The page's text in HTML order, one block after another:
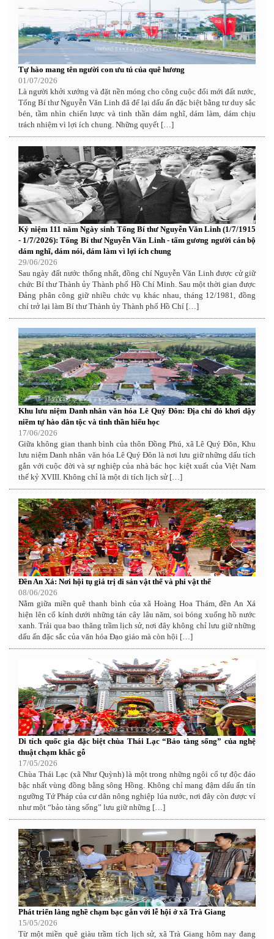
Tự hào mang tên người con ưu tú của quê hương
01/07/2026
Là người khởi xướng và đặt nền móng cho công cuộc đổi mới đất nước,
Tổng Bí thư Nguyễn Văn Linh đã để lại dấu ấn đặc biệt bằng tư duy sắc
bén, tầm nhìn chiến lược và tinh thần dám nghĩ, dám làm, dám chịu
trách nhiệm vì lợi ích chung. Những quyết […]
Kỷ niệm 111 năm Ngày sinh Tổng Bí thư Nguyễn Văn Linh (1/7/1915
- 1/7/2026): Tổng Bí thư Nguyễn Văn Linh - tấm gương người cán bộ
dám nghĩ, dám nói, dám làm vì lợi ích chung
29/06/2026
Sau ngày đất nước thống nhất, đồng chí Nguyễn Văn Linh được cử giữ
chức Bí thư Thành ủy Thành phố Hồ Chí Minh. Sau một thời gian được
Đảng phân công giữ nhiều chức vụ khác nhau, tháng 12/1981, đồng
chí trở lại làm Bí thư Thành ủy Thành phố Hồ Chí […]
Khu lưu niệm Danh nhân văn hóa Lê Quý Đôn: Địa chỉ đỏ khơi dậy
niềm tự hào dân tộc và tinh thần hiếu học
17/06/2026
Giữa không gian thanh bình của thôn Đồng Phú, xã Lê Quý Đôn, Khu
lưu niệm Danh nhân văn hóa Lê Quý Đôn là nơi lưu giữ những dấu tích
gắn với cuộc đời và sự nghiệp của nhà bác học kiệt xuất của Việt Nam
thế kỷ XVIII. Không chỉ là một di tích lịch sử […]
Đền An Xá: Nơi hội tụ giá trị di sản vật thể và phi vật thể
08/06/2026
Nằm giữa miền quê thanh bình của xã Hoàng Hoa Thám, đền An Xá
hiện lên cổ kính dưới những tán cây lâu năm, soi bóng xuống hồ nước
xanh. Trải qua bao thăng trầm lịch sử, nơi đây không chỉ lưu giữ những
dấu ấn đặc sắc của văn hóa Đạo giáo mà còn hội […]
Di tích quốc gia đặc biệt chùa Thái Lạc “Bảo tàng sống” của nghệ
thuật chạm khắc gỗ
17/05/2026
Chùa Thái Lạc (xã Như Quỳnh) là một trong những ngôi cổ tự độc đáo
bậc nhất vùng đồng bằng sông Hồng. Không chỉ mang đậm dấu ấn tín
ngưỡng Tứ Pháp của cư dân nông nghiệp lúa nước, nơi đây còn được ví
như một “bảo tàng sống” lưu giữ những […]
Phát triển làng nghề chạm bạc gắn với lễ hội ở xã Trà Giang
15/05/2026
Từ một miền quê giàu trầm tích lịch sử, xã Trà Giang hôm nay đang